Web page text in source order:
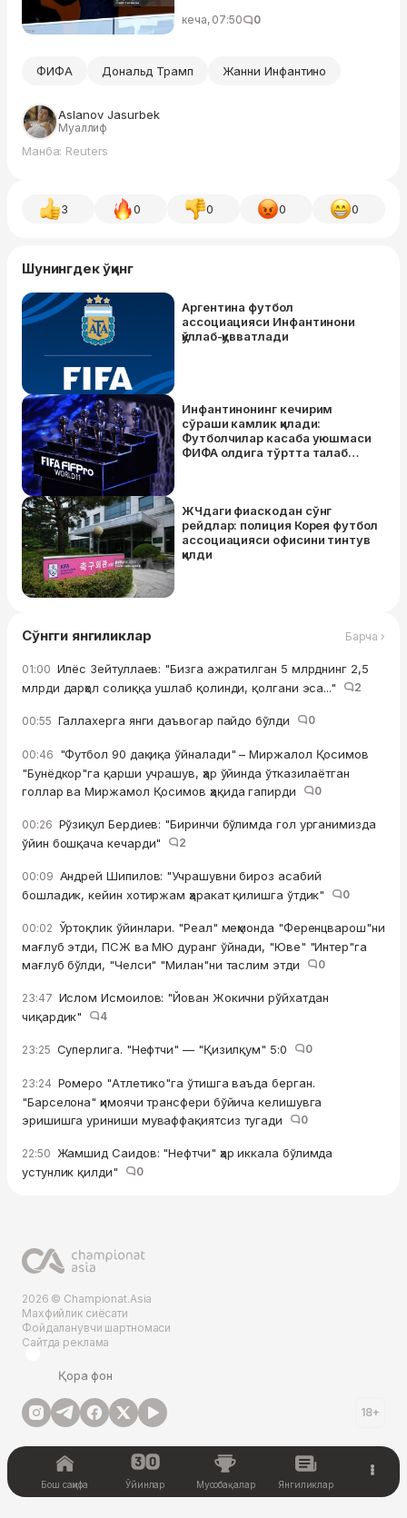
кеча, 07:50 0
ФИФА Дональд Трамп Жанни Инфантино
Aslanov Jasurbek
Муаллиф
Манба: Reuters
3 0 0 0 0
Шунингдек ўқинг
Аргентина футбол
ассоциацияси Инфантинони
қўллаб-қувватлади
Инфантинонинг кечирим
сўраши камлик қилади:
Футболчилар касаба уюшмаси
ФИФА олдига тўртта талаб
ЖЧдаги фиаскодан сўнг
рейдлар: полиция Корея футбол
ассоциацияси офисини тинтув
қилди
Сўнгги янгиликлар Барча ›
01:00 Илёс Зейтуллаев: "Бизга ажратилган 5 млрднинг 2,5
млрди дарҳол солиққа ушлаб қолинди, қолгани эса..."
2
00:55 Галлахерга янги даъвогар пайдо бўлди 0
00:46 "Футбол 90 дақиқа ўйналади" – Миржалол Қосимов
"Бунёдкор"га қарши учрашув, ҳар ўйинда ўтказилаётган
голлар ва Миржамол Қосимов ҳақида гапирди
0
00:26 Рўзиқул Бердиев: "Биринчи бўлимда гол урганимизда
ўйин бошқача кечарди"
2
00:09 Андрей Шипилов: "Учрашувни бироз асабий
бошладик, кейин хотиржам ҳаракат қилишга ўтдик"
0
00:02 Ўртоқлик ўйинлари. "Реал" меҳмонда "Ференцварош"ни
мағлуб этди, ПСЖ ва МЮ дуранг ўйнади, "Юве" "Интер"га
мағлуб бўлди, "Челси" "Милан"ни таслим этди
0
23:47 Ислом Исмоилов: "Йован Жокични рўйхатдан
чиқардик"
4
23:25 Суперлига. "Нефтчи" — "Қизилқум" 5:0 0
23:24 Ромеро "Атлетико"га ўтишга ваъда берган.
"Барселона" ҳимоячи трансфери бўйича келишувга
эришишга уриниши муваффақиятсиз тугади
0
22:50 Жамшид Саидов: "Нефтчи" ҳар иккала бўлимда
устунлик қилди"
0
2026 © Championat.Asia
Махфийлик сиёсати
Фойдаланувчи шартномаси
Сайтда реклама
Қора фон
18+
Бош саҳифа Ўйинлар Мусобақалар Янгиликлар